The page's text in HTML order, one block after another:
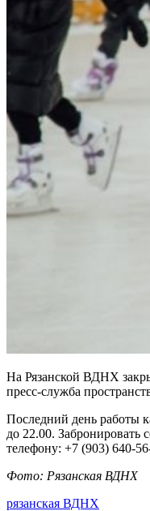
На Рязанской ВДНХ
пресс-служба
Последний день работы
до 22.00. Забронировать
телефону: +7 (903) 640-
Фото: Рязанская ВДНХ
рязанская ВДНХ